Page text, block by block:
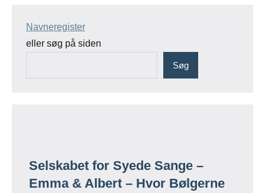
Navneregister
eller søg på siden
Søg
Selskabet for Syede Sange –
Emma & Albert – Hvor Bølgerne